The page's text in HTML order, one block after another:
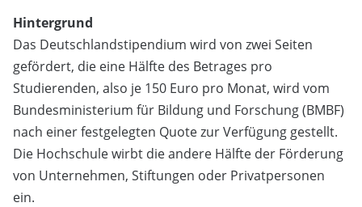
Hintergrund
Das Deutschlandstipendium wird von zwei Seiten
gefördert, die eine Hälfte des Betrages pro
Studierenden, also je 150 Euro pro Monat, wird vom
Bundesministerium für Bildung und Forschung (BMBF)
nach einer festgelegten Quote zur Verfügung gestellt.
Die Hochschule wirbt die andere Hälfte der Förderung
von Unternehmen, Stiftungen oder Privatpersonen
ein.